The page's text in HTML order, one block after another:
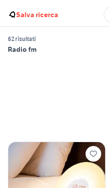
Salva ricerca
62 risultati
Radio fm